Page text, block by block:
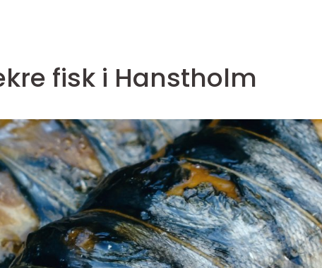
fisk i Hanstholm